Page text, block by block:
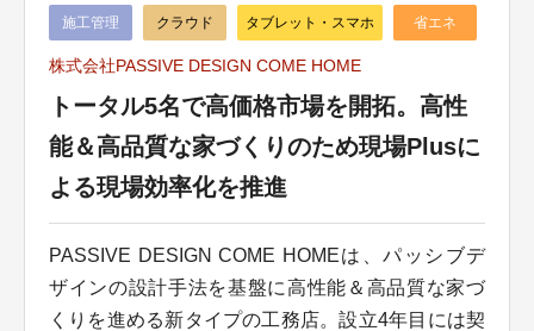
施工管理 クラウド タブレット・スマホ 省エネ
株式会社PASSIVE DESIGN COME HOME
トータル5名で高価格市場を開拓。高性
能＆高品質な家づくりのため現場Plusに
よる現場効率化を推進
PASSIVE DESIGN COME HOMEは、パッシブデ
ザインの設計手法を基盤に高性能＆高品質な家づ
くりを進める新タイプの工務店。設立4年目には契